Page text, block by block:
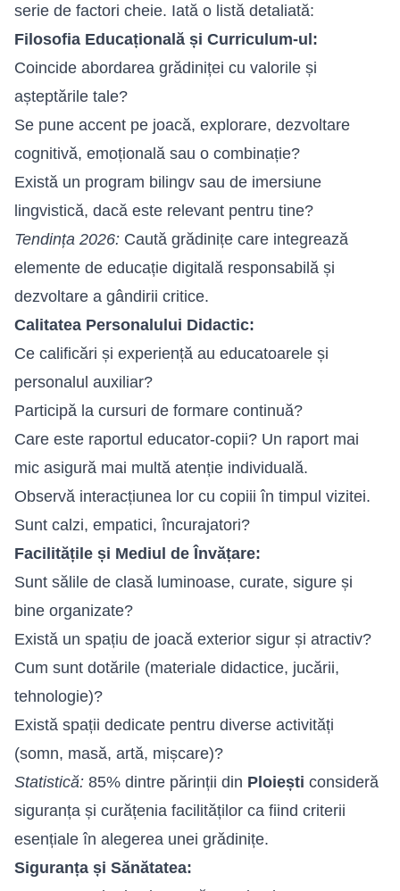
serie de factori cheie. Iată o listă detaliată:
Filosofia Educațională și Curriculum-ul:
Coincide abordarea grădiniței cu valorile și
așteptările tale?
Se pune accent pe joacă, explorare, dezvoltare
cognitivă, emoțională sau o combinație?
Există un program bilingv sau de imersiune
lingvistică, dacă este relevant pentru tine?
Tendința 2026: Caută grădinițe care integrează
elemente de educație digitală responsabilă și
dezvoltare a gândirii critice.
Calitatea Personalului Didactic:
Ce calificări și experiență au educatoarele și
personalul auxiliar?
Participă la cursuri de formare continuă?
Care este raportul educator-copii? Un raport mai
mic asigură mai multă atenție individuală.
Observă interacțiunea lor cu copiii în timpul vizitei.
Sunt calzi, empatici, încurajatori?
Facilitățile și Mediul de Învățare:
Sunt sălile de clasă luminoase, curate, sigure și
bine organizate?
Există un spațiu de joacă exterior sigur și atractiv?
Cum sunt dotările (materiale didactice, jucării,
tehnologie)?
Există spații dedicate pentru diverse activități
(somn, masă, artă, mișcare)?
Statistică: 85% dintre părinții din Ploiești consideră
siguranța și curățenia facilităților ca fiind criterii
esențiale în alegerea unei grădinițe.
Siguranța și Sănătatea: